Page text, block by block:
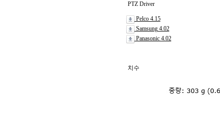
PTZ Driver
Pelco 4.15
Samsung 4.02
Panasonic 4.02
치수